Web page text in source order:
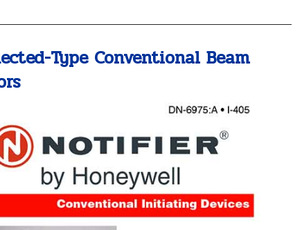
Type Conventional Beam